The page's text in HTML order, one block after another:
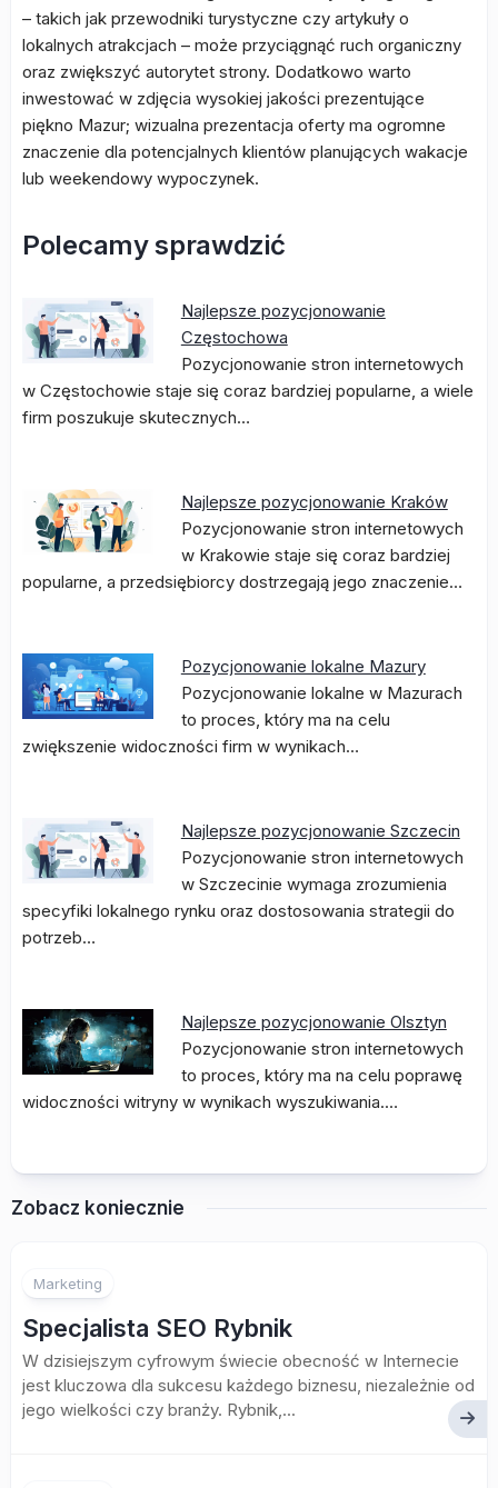
– takich jak przewodniki turystyczne czy artykuły o
lokalnych atrakcjach – może przyciągnąć ruch organiczny
oraz zwiększyć autorytet strony. Dodatkowo warto
inwestować w zdjęcia wysokiej jakości prezentujące
piękno Mazur; wizualna prezentacja oferty ma ogromne
znaczenie dla potencjalnych klientów planujących wakacje
lub weekendowy wypoczynek.
Polecamy sprawdzić
Najlepsze pozycjonowanie
Częstochowa
Pozycjonowanie stron internetowych
w Częstochowie staje się coraz bardziej popularne, a wiele
firm poszukuje skutecznych…
Najlepsze pozycjonowanie Kraków
Pozycjonowanie stron internetowych
w Krakowie staje się coraz bardziej
popularne, a przedsiębiorcy dostrzegają jego znaczenie…
Pozycjonowanie lokalne Mazury
Pozycjonowanie lokalne w Mazurach
to proces, który ma na celu
zwiększenie widoczności firm w wynikach…
Najlepsze pozycjonowanie Szczecin
Pozycjonowanie stron internetowych
w Szczecinie wymaga zrozumienia
specyfiki lokalnego rynku oraz dostosowania strategii do
potrzeb…
Najlepsze pozycjonowanie Olsztyn
Pozycjonowanie stron internetowych
to proces, który ma na celu poprawę
widoczności witryny w wynikach wyszukiwania.…
Zobacz koniecznie
Marketing
Specjalista SEO Rybnik
W dzisiejszym cyfrowym świecie obecność w Internecie
jest kluczowa dla sukcesu każdego biznesu, niezależnie od
jego wielkości czy branży. Rybnik,...